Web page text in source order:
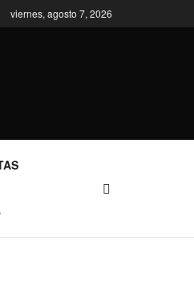
viernes, agosto 7, 2026